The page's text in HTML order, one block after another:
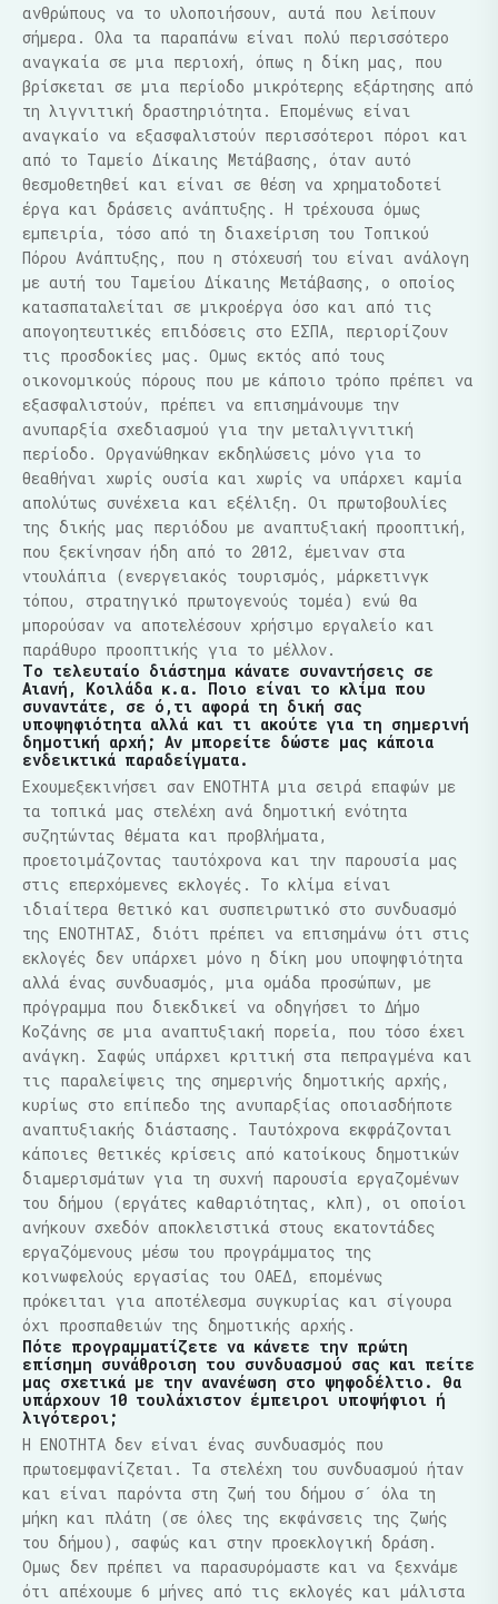
ανθρώπους να το υλοποιήσουν, αυτά που λείπουν
σήμερα. Ολα τα παραπάνω είναι πολύ περισσότερο
αναγκαία σε μια περιοχή, όπως η δίκη μας, που
βρίσκεται σε μια περίοδο μικρότερης εξάρτησης από
τη λιγνιτική δραστηριότητα. Επομένως είναι
αναγκαίο να εξασφαλιστούν περισσότεροι πόροι και
από το Ταμείο Δίκαιης Μετάβασης, όταν αυτό
θεσμοθετηθεί και είναι σε θέση να χρηματοδοτεί
έργα και δράσεις ανάπτυξης. Η τρέχουσα όμως
εμπειρία, τόσο από τη διαχείριση του Τοπικού
Πόρου Ανάπτυξης, που η στόχευσή του είναι ανάλογη
με αυτή του Ταμείου Δίκαιης Μετάβασης, ο οποίος
κατασπαταλείται σε μικροέργα όσο και από τις
απογοητευτικές επιδόσεις στο ΕΣΠΑ, περιορίζουν
τις προσδοκίες μας. Ομως εκτός από τους
οικονομικούς πόρους που με κάποιο τρόπο πρέπει να
εξασφαλιστούν, πρέπει να επισημάνουμε την
ανυπαρξία σχεδιασμού για την μεταλιγνιτική
περίοδο. Οργανώθηκαν εκδηλώσεις μόνο για το
θεαθήναι χωρίς ουσία και χωρίς να υπάρχει καμία
απολύτως συνέχεια και εξέλιξη. Οι πρωτοβουλίες
της δικής μας περιόδου με αναπτυξιακή προοπτική,
που ξεκίνησαν ήδη από το 2012, έμειναν στα
ντουλάπια (ενεργειακός τουρισμός, μάρκετινγκ
τόπου, στρατηγικό πρωτογενούς τομέα) ενώ θα
μπορούσαν να αποτελέσουν χρήσιμο εργαλείο και
παράθυρο προοπτικής για το μέλλον.
Το τελευταίο διάστημα κάνατε συναντήσεις σε
Αιανή, Κοιλάδα κ.α. Ποιο είναι το κλίμα που
συναντάτε, σε ό,τι αφορά τη δική σας
υποψηφιότητα αλλά και τι ακούτε για τη σημερινή
δημοτική αρχή; Αν μπορείτε δώστε μας κάποια
ενδεικτικά παραδείγματα.
Εχουμεξεκινήσει σαν ΕΝΟΤΗΤΑ μια σειρά επαφών με
τα τοπικά μας στελέχη ανά δημοτική ενότητα
συζητώντας θέματα και προβλήματα,
προετοιμάζοντας ταυτόχρονα και την παρουσία μας
στις επερχόμενες εκλογές. Το κλίμα είναι
ιδιαίτερα θετικό και συσπειρωτικό στο συνδυασμό
της ΕΝΟΤΗΤΑΣ, διότι πρέπει να επισημάνω ότι στις
εκλογές δεν υπάρχει μόνο η δίκη μου υποψηφιότητα
αλλά ένας συνδυασμός, μια ομάδα προσώπων, με
πρόγραμμα που διεκδικεί να οδηγήσει το Δήμο
Κοζάνης σε μια αναπτυξιακή πορεία, που τόσο έχει
ανάγκη. Σαφώς υπάρχει κριτική στα πεπραγμένα και
τις παραλείψεις της σημερινής δημοτικής αρχής,
κυρίως στο επίπεδο της ανυπαρξίας οποιασδήποτε
αναπτυξιακής διάστασης. Ταυτόχρονα εκφράζονται
κάποιες θετικές κρίσεις από κατοίκους δημοτικών
διαμερισμάτων για τη συχνή παρουσία εργαζομένων
του δήμου (εργάτες καθαριότητας, κλπ), οι οποίοι
ανήκουν σχεδόν αποκλειστικά στους εκατοντάδες
εργαζόμενους μέσω του προγράμματος της
κοινωφελούς εργασίας του ΟΑΕΔ, επομένως
πρόκειται για αποτέλεσμα συγκυρίας και σίγουρα
όχι προσπαθειών της δημοτικής αρχής.
Πότε προγραμματίζετε να κάνετε την πρώτη
επίσημη συνάθροιση του συνδυασμού σας και πείτε
μας σχετικά με την ανανέωση στο ψηφοδέλτιο. Θα
υπάρχουν 10 τουλάχιστον έμπειροι υποψήφιοι ή
λιγότεροι;
Η ΕΝΟΤΗΤΑ δεν είναι ένας συνδυασμός που
πρωτοεμφανίζεται. Τα στελέχη του συνδυασμού ήταν
και είναι παρόντα στη ζωή του δήμου σ´ όλα τη
μήκη και πλάτη (σε όλες της εκφάνσεις της ζωής
του δήμου), σαφώς και στην προεκλογική δράση.
Ομως δεν πρέπει να παρασυρόμαστε και να ξεχνάμε
ότι απέχουμε 6 μήνες από τις εκλογές και μάλιστα